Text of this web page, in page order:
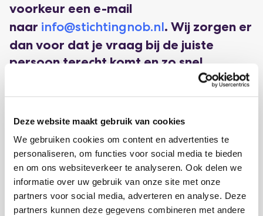
Deze website maakt gebruik van cookies
We gebruiken cookies om content en advertenties te
personaliseren, om functies voor social media te bieden
en om ons websiteverkeer te analyseren. Ook delen we
informatie over uw gebruik van onze site met onze
partners voor social media, adverteren en analyse. Deze
partners kunnen deze gegevens combineren met andere
voorkeur een e-mail
naar info@stichtingnob.nl. Wij zorgen er
dan voor dat je vraag bij de juiste
persoon terecht komt en zo snel
Contactgegevens
Stichting Nederlands Onderwijs in het Buitenland
Laan van Vredenoord 11
2289 DA Rijswijk
Nederland
T +31 (0)70 386 66 46 (algemeen)